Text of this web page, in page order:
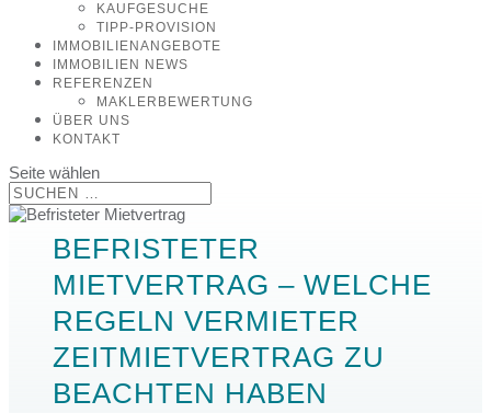
KAUFGESUCHE
TIPP-PROVISION
IMMOBILIENANGEBOTE
IMMOBILIEN NEWS
REFERENZEN
MAKLERBEWERTUNG
ÜBER UNS
KONTAKT
Seite wählen
BEFRISTETER
MIETVERTRAG – WELCHE
REGELN VERMIETER
ZEITMIETVERTRAG ZU
BEACHTEN HABEN